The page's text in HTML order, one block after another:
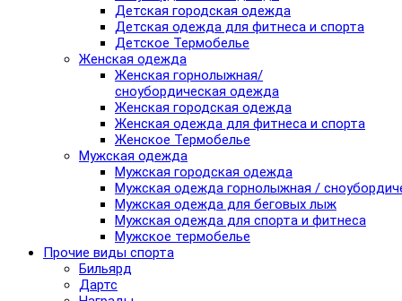
Детская городская одежда
Детская одежда для фитнеса и спорта
Детское Термобелье
Женская одежда
Женская горнолыжная/
сноубордическая одежда
Женская городская одежда
Женская одежда для фитнеса и спорта
Женское Термобелье
Мужская одежда
Мужская городская одежда
Мужская одежда горнолыжная /
Мужская одежда для беговых лыж
Мужская одежда для спорта и фитнеса
Мужское термобелье
Прочие виды спорта
Бильярд
Дартс